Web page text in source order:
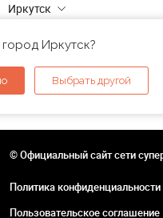
Иркутск
Иркутск?
Выбрать другой
© Официальный сайт сети
Политика конфиденциальности
Пользовательское соглашение